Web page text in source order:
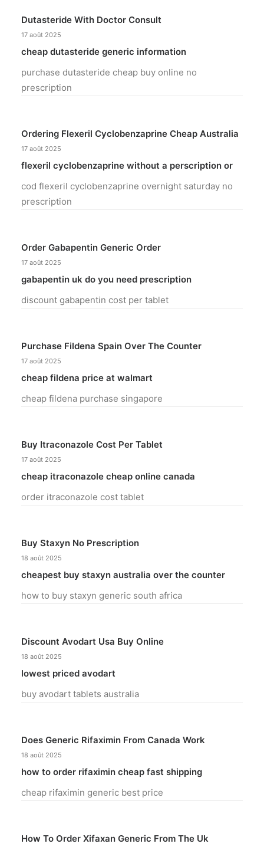
Dutasteride With Doctor Consult
17 août 2025
cheap dutasteride generic information
purchase dutasteride cheap buy online no
prescription
Ordering Flexeril Cyclobenzaprine Cheap Australia
17 août 2025
flexeril cyclobenzaprine without a perscription or
cod flexeril cyclobenzaprine overnight saturday no
prescription
Order Gabapentin Generic Order
17 août 2025
gabapentin uk do you need prescription
discount gabapentin cost per tablet
Purchase Fildena Spain Over The Counter
17 août 2025
cheap fildena price at walmart
cheap fildena purchase singapore
Buy Itraconazole Cost Per Tablet
17 août 2025
cheap itraconazole cheap online canada
order itraconazole cost tablet
Buy Staxyn No Prescription
18 août 2025
cheapest buy staxyn australia over the counter
how to buy staxyn generic south africa
Discount Avodart Usa Buy Online
18 août 2025
lowest priced avodart
buy avodart tablets australia
Does Generic Rifaximin From Canada Work
18 août 2025
how to order rifaximin cheap fast shipping
cheap rifaximin generic best price
How To Order Xifaxan Generic From The Uk